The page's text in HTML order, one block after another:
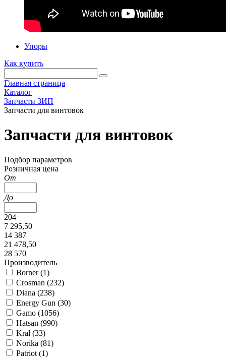
Упоры
Как купить
Главная страница
Каталог
Запчасти ЗИП
Запчасти для винтовок
Запчасти для винтовок
Подбор параметров
Розничная цена
От
До
204
7 295,50
14 387
21 478,50
28 570
Производитель
Borner (1)
Crosman (232)
Diana (238)
Energy Gun (30)
Gamo (1056)
Hatsan (990)
Kral (33)
Norika (81)
Patriot (1)